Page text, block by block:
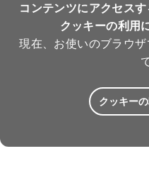
コンテンツにアクセス
クッキーの利用
現在、お使いのブラウ
クッキー